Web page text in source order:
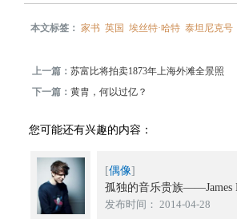
本文标签：家书 英国 埃丝特·哈特 泰坦尼克号
上一篇：苏富比将拍卖1873年上海外滩全景照
下一篇：黄胄，何以过亿？
您可能还有兴趣的内容：
[偶像]
孤独的音乐贵族——James
发布时间： 2014-04-28